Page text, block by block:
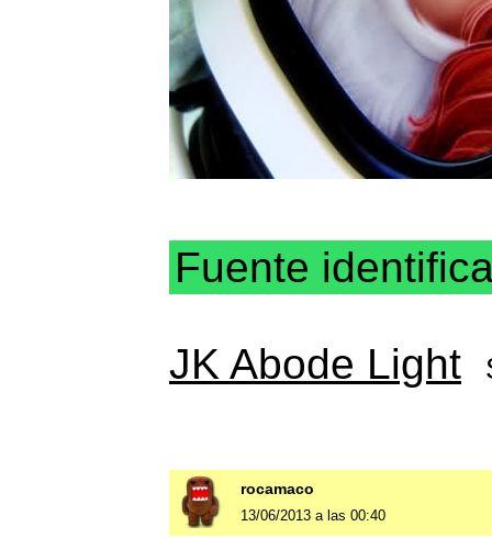
Fuente
JK Abode Light
rocamaco
13/06/2013 a las 00:40